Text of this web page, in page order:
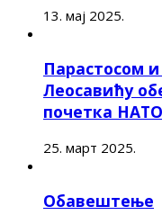
13. мај 2025.
Парастосом
Леосавићу
почетка НАТО
25. март 2025.
Обавештење